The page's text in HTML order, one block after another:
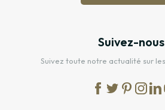
Suivez-
Suivez toute notre actualité sur